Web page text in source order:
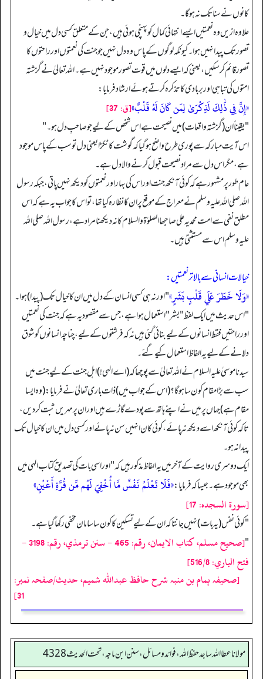
کانوں نے سنا تک نہ ہوگا۔
علاوہ ازیں وہ نعمتیں ایسے انتہائی کمال کو پہنچی ہوئی ہیں، جن کے متعلق کسی دل میں خیال و
تصور تک پیدا نہیں ہوا۔ کیونکہ لوگوں کے پاس وہ دل نہیں جو جنت کی نعمتوں اور راحتوں کا
تصور قائم کر سکیں، یعنی کہ ایسے دلوں میں قوت تصور موجود نہیں ہے۔ الله تعالیٰ نے گزشتہ
امتوں کی تباہی اور بربادی کا تذکرہ کرتے ہوئے ارشاد فرمایا:
«إِنَّ فِي ذَٰلِكَ لَذِكْرَىٰ لِمَن كَانَ لَهُ قَلْبٌ»[ق: 37]
"یقیناً ان (گزشتہ واقعات) میں نصیحت ہے اس شخص کے لیے جو صاحبِ دل ہو۔ "
اس آیت مبارکہ سے پوری طرح واضح ہو گیا کہ گوشت کا ٹکڑا یعنی دل تو سب کے پاس موجود
ہے، مگر اس دل سے مراد نصیحت قبول کرنے والا دل ہے۔
عام طور پر مشہور ہے کہ کوئی آنکھ جنت اور اس کی بہار اور نعمتوں کو دیکھ نہیں پاتی، جبکہ رسول
الله صلی الله علیہ وسلم نے معراج کے موقع پر ان کا نظارہ کیا تھا، تو اس کا جواب یہ ہے کہ اس
مطلق نفی سے امت محمدیہ علی صاحبھا الصلوٰة والسلام کا نہ دیکھنا مراد ہے، رسول الله صلی الله
علیہ وسلم اس سے مستثنیٰ ہیں۔
خیالات انسانی سے بالاتر نعمتیں:
«وَلَا خَطَرَ عَلَي قَلْبٍ بَشَرٍ»"اور نہ ہی کسی انسان کے دل میں ان کا خیال تک (پیدا) ہوا۔
" اس حدیث میں ایک لفظ "بشر" استعمال ہوا ہے، جس سے مقصود یہ ہے کہ جنت کی نعمتیں
اور راحتیں فقط انسانوں کے لیے بنائی گئی ہیں نہ کہ فرشتوں کے لیے، چناچہ انسانوں کو شوق
دلانے کے لیے یہ الفاظ استعمال کیے گئے۔
سیدنا موسیٰ علیہ السلام نے الله تعالیٰ سے پوچھا کہ (اے الہی!) اہل جنت کے لیے جنت میں
سب سے بڑا مقام کون سا ہوگا؟ (اس کے جواب میں) ذات باری تعالیٰ نے فرمایا: (وہ ایسا
مقام ہے) جہاں پر میں نے اپنے ہاتھ سے پودے گاڑے ہیں اور ان پر مہریں ثبت کر دیں،
تاکہ کوئی آنکھ اسے دیکھ نہ پائے، کوئی کان انہیں سن نہ پائے اور کسی دل میں ان کا خیال تک
پیدا نہ ہو۔
ایک دوسری روایت کے آخر میں یہ الفاظ مذکور ہیں کہ "اور اسی بات کی تصدیق کتاب الہی میں
بھی موجود ہے۔ جیسا کہ فرمایا:«فَلَا تَعْلَمُ نَفْسٌ مَّا أُخْفِيَ لَهُم مِّن قُرَّةِ أَعْيُنٍ»
[سورة السجده: 17]
"کوئی نفس (یہ بات) نہیں جانتا کہ ان کے لیے تسکین کا کون سا سامان مخفی رکھا گیا ہے۔
"
[صحيح مسلم، كتاب الايمان، رقم: 465 - سنن ترمذي، رقم: 3198 -
فتح الباري: 516/8]
[صحیفہ ہمام بن منبہ شرح حافظ عبداللہ شمیم، حدیث/صفحہ نمبر:
31]
مولانا عطا الله ساجد حفظ الله، فوائد و مسائل، سنن ابن ماجه، تحت الحديث4328